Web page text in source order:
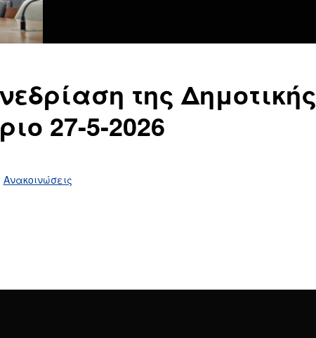
της Δημοτικής
27-5-2026
Ανακοινώσεις